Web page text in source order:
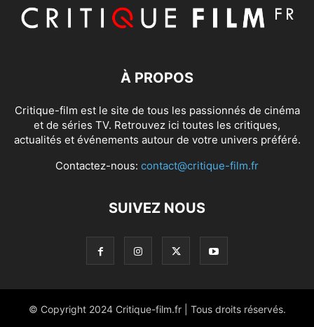
À PROPOS
Critique-film est le site de tous les passionnés de cinéma
et de séries TV. Retrouvez ici toutes les critiques,
actualités et événements autour de votre univers préféré.
Contactez-nous: contact@critique-film.fr
SUIVEZ NOUS
© Copyright 2024 Critique-film.fr | Tous droits réservés.